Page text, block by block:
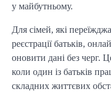
у майбутньому.
Для сімей, які
реєстрації батьків,
оновити дані без черг.
коли один із батьків
складних життєвих